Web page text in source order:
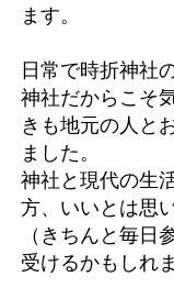
ます。
日常で時折神社
神社だからこそ
きも地元の人と
ました。
神社と現代の生
方、いいとは思
（きちんと毎日
受けるかもしれ